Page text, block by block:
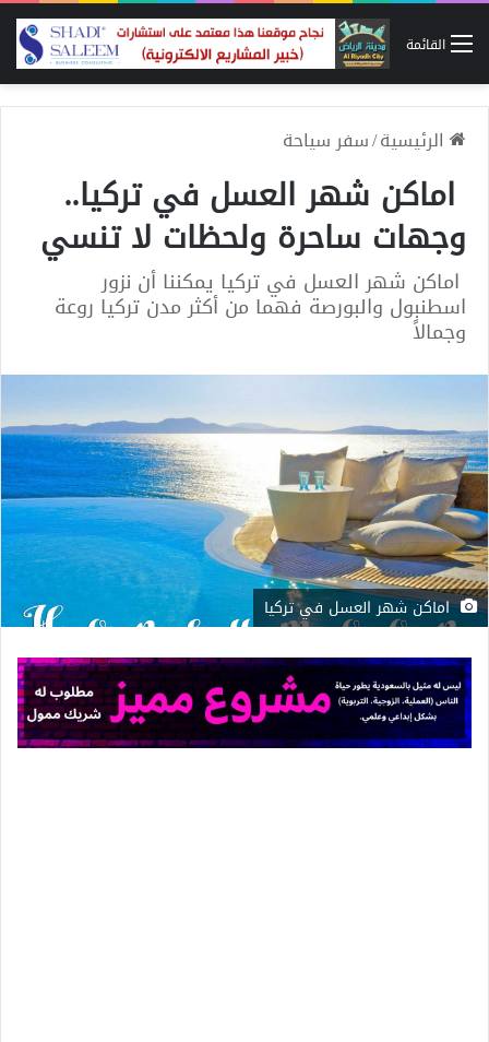
القائمة
الرئيسية/سفر سياحة
اماكن شهر العسل في تركيا..
وجهات ساحرة ولحظات لا تنسي
اماكن شهر العسل في تركيا يمكننا أن نزور
اسطنبول والبورصة فهما من أكثر مدن تركيا روعة
وجمالاً
اماكن شهر العسل في تركيا